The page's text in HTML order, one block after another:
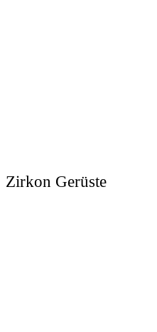
Zirkon Gerüste